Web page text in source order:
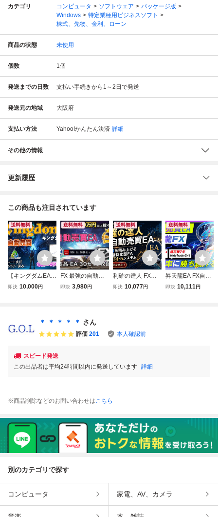
カテゴリ コンピュータ ソフトウエア
パッケージ版
Windows
特定業種用ビジネスソフト
株式、先物、金利、ローン
商品の状態 未使用
個数 1個
発送までの日数 支払い手続きから1～2日で発送
発送元の地域 大阪府
支払い方法 Yahoo!かんたん決済 詳細
その他の情報
更新履歴
この商品も注目されています
送料無料
【キングダムEA】
FX 自動売買EA M
フト 自動売買シス
テム 自動売買ツー
即決 10,000円
送料無料
FX 最強の自動売
買EA 30セット
グ ＝ 勝率80％～
動売買 EA
即決 3,980円
送料無料
利確の達人 FX自
動売買EA 利益を
即決 10,077円
送料無料
昇天龍EA FX自動
売買EAは月間100
即決 10,111円
＊ ＊ ＊ ＊ ＊ さん
評価 201 本人確認前
スピード発送
この出品者は平均24時間以内に発送しています 詳細
※商品削除などのお問い合わせはこちら
別のカテゴリで探す
コンピュータ 家電、AV、カメラ